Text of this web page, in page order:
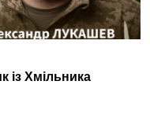
із Хмільника